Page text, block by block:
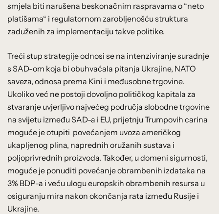
smjela biti narušena beskonačnim raspravama o “neto
platišama“ i regulatornom zarobljenošću struktura
zaduženih za implementaciju takve politike.
Treći stup strategije odnosi se na intenziviranje suradnje
s SAD-om koja bi obuhvaćala pitanja Ukrajine, NATO
saveza, odnosa prema Kini i međusobne trgovine.
Ukoliko već ne postoji dovoljno političkog kapitala za
stvaranje uvjerljivo najvećeg područja slobodne trgovine
na svijetu između SAD-a i EU, prijetnju Trumpovih carina
moguće je otupiti povećanjem uvoza američkog
ukapljenog plina, naprednih oružanih sustava i
poljoprivrednih proizvoda. Također, u domeni sigurnosti,
moguće je ponuditi povećanje obrambenih izdataka na
3% BDP-a i veću ulogu europskih obrambenih resursa u
osiguranju mira nakon okončanja rata između Rusije i
Ukrajine.